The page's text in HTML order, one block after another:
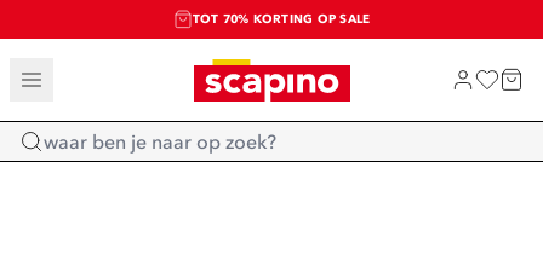
TOT 70% KORTING OP SALE
SALE: LAATSTE KANS!
SHOP NIEUW
Home